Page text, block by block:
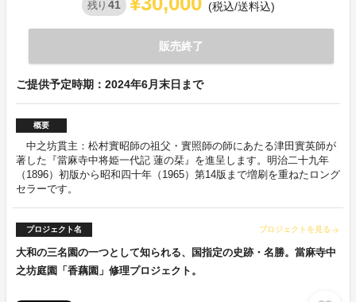
残り 41 (税込/送料込)
販売終了
ご提供予定時期：2024年6月末日まで
概要
中之坊貫主：松村實昭師の祖父・實照師の師にあたる津田實英師が
著した『當麻寺中将姫一代記 蓮の栞』を進呈します。明治二十九年
（1896）初版から昭和四十年（1965）第14版まで増刷を重ねたロング
セラーです。
プロジェクト名 プロジェクトを見る arrow_forward
大和の三名園の一つとして知られる、国指定の史跡・名勝。當麻寺中
之坊庭園「香藕園」修理プロジェクト。